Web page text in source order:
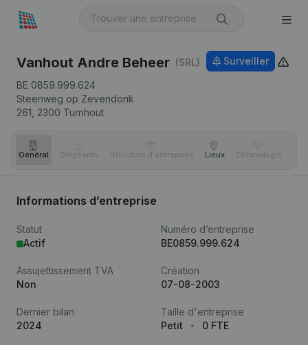
Vanhout Andre Beheer (SRL)
BE 0859.999.624
Steenweg op Zevendonk
261, 2300 Turnhout
Surveiller
Général Dirigeants Structure d'entreprise Lieux Chronologie
Informations d’entreprise
Statut
Actif
Numéro d’entreprise
BE0859.999.624
Assujettissement TVA
Non
Création
07-08-2003
Dernier bilan
2024
Taille d'entreprise
Petit
0 FTE